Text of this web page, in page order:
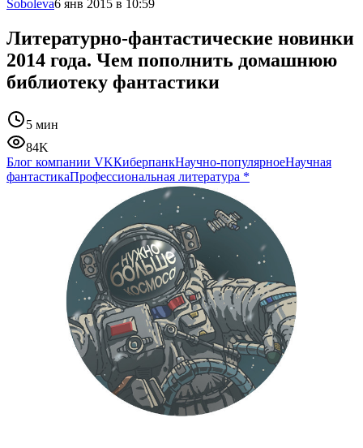
Soboleva6 янв 2015 в 10:59
Литературно-фантастические новинки
2014 года. Чем пополнить домашнюю
библиотеку фантастики
5 мин
84K
Блог компании VKКиберпанкНаучно-популярноеНаучная
фантастикаПрофессиональная литература *